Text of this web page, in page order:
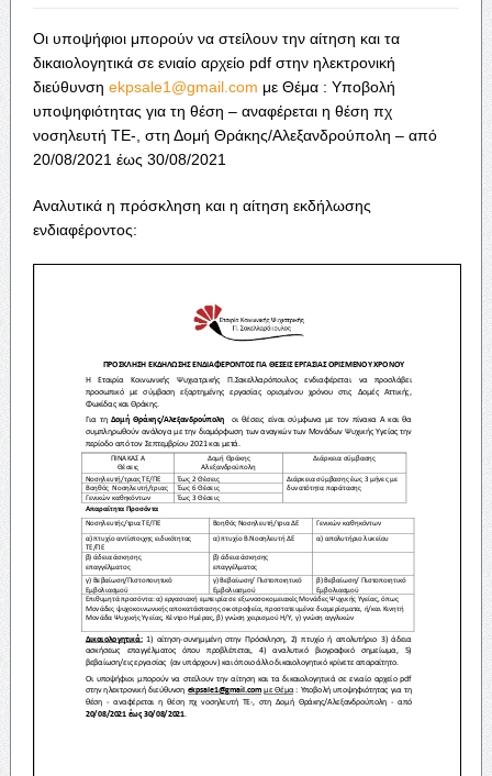
Οι υποψήφιοι μπορούν να στείλουν την αίτηση και τα
δικαιολογητικά σε ενιαίο αρχείο pdf στην ηλεκτρονική
διεύθυνση ekpsale1@gmail.com με Θέμα : Υποβολή
υποψηφιότητας για τη θέση – αναφέρεται η θέση πχ
νοσηλευτή ΤΕ-, στη Δομή Θράκης/Αλεξανδρούπολη – από
20/08/2021 έως 30/08/2021
Αναλυτικά η πρόσκληση και η αίτηση εκδήλωσης
ενδιαφέροντος: